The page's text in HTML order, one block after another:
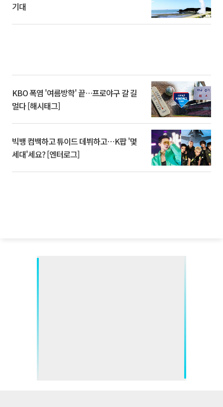
기대
KBO 폭염 '여름방학' 끝…프로야구 갈 길
멀다 [해시태그]
빅뱅 컴백하고 튜이드 데뷔하고⋯K팝 '몇
세대'세요? [엔터로그]